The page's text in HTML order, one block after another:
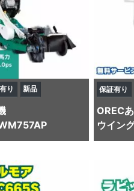
り 新品 保証有り
OREC
ウイン